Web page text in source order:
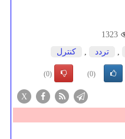
1323
, تردد , كنترل
(0)
(0)
X